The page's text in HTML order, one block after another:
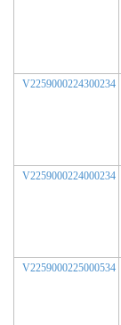
V2259000224300234
V2259000224000234
V2259000225000534